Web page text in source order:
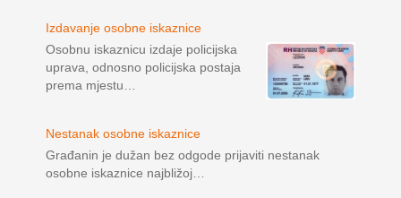
Izdavanje osobne iskaznice
Osobnu iskaznicu izdaje policijska
uprava, odnosno policijska postaja
prema mjestu…
Nestanak osobne iskaznice
Građanin je dužan bez odgode prijaviti nestanak
osobne iskaznice najbližoj…